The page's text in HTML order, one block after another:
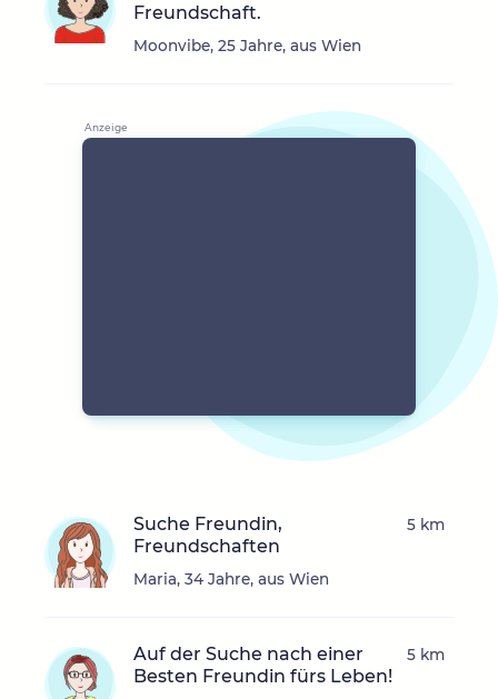
Freundschaft.
Moonvibe, 25 Jahre, aus Wien
Suche Freundin,
Freundschaften
Maria, 34 Jahre, aus Wien
5 km
Auf der Suche nach einer
Besten Freundin fürs Leben!
5 km